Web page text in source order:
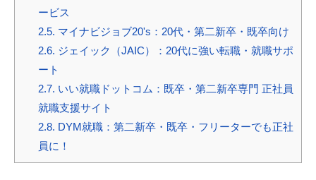
ービス
2.5. マイナビジョブ20's：20代・第二新卒・既卒向け
2.6. ジェイック（JAIC）：20代に強い転職・就職サポ
ート
2.7. いい就職ドットコム：既卒・第二新卒専門 正社員
就職支援サイト
2.8. DYM就職：第二新卒・既卒・フリーターでも正社
員に！